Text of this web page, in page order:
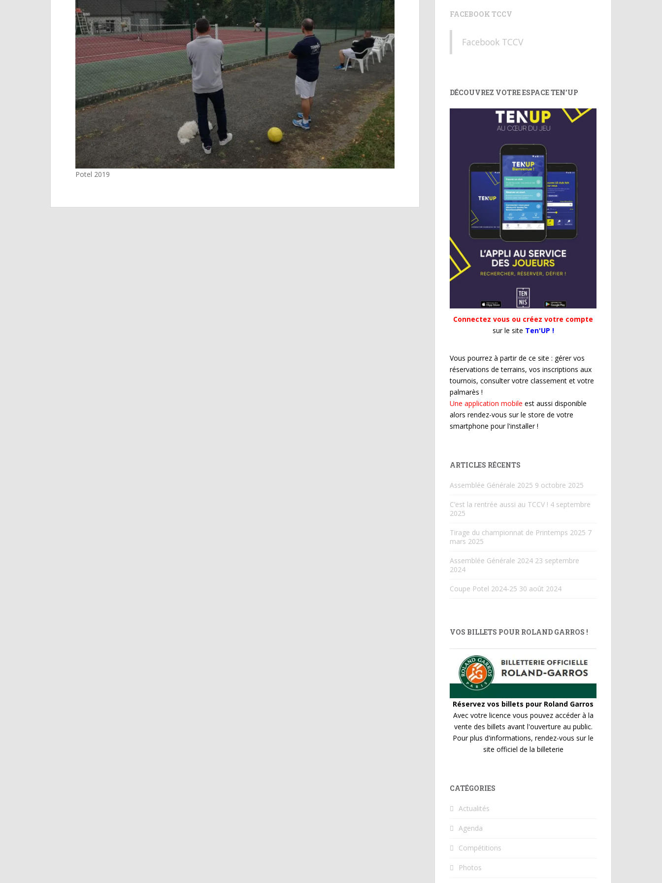
Potel 2019
FACEBOOK TCCV
Facebook TCCV
DÉCOUVREZ VOTRE ESPACE TEN’UP
Connectez vous ou créez votre compte
sur le site Ten'UP !
Vous pourrez à partir de ce site : gérer vos
réservations de terrains, vos inscriptions aux
tournois, consulter votre classement et votre
palmarès !
Une application mobile est aussi disponible
alors rendez-vous sur le store de votre
smartphone pour l'installer !
ARTICLES RÉCENTS
Assemblée Générale 2025 9 octobre 2025
C’est la rentrée aussi au TCCV ! 4 septembre
2025
Tirage du championnat de Printemps 2025 7
mars 2025
Assemblée Générale 2024 23 septembre
2024
Coupe Potel 2024-25 30 août 2024
VOS BILLETS POUR ROLAND GARROS !
Réservez vos billets pour Roland Garros
Avec votre licence vous pouvez accéder à la
vente des billets avant l'ouverture au public.
Pour plus d'informations, rendez-vous sur le
site officiel de la billeterie
CATÉGORIES
Actualités
Agenda
Compétitions
Photos